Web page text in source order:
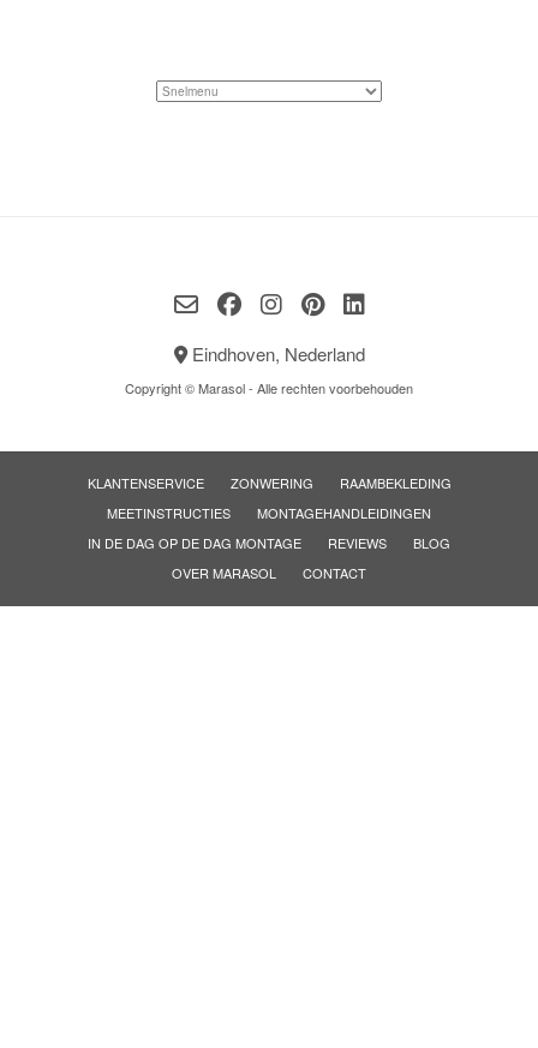
Eindhoven, Nederland
Copyright © Marasol - Alle rechten voorbehouden
KLANTENSERVICE ZONWERING
RAAMBEKLEDING
MEETINSTRUCTIES
MONTAGEHANDLEIDINGEN
IN DE DAG OP DE DAG MONTAGE
REVIEWS
BLOG
OVER MARASOL
CONTACT